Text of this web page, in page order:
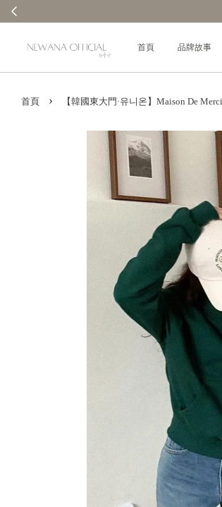
首頁 品牌故事
首頁 › 【韓國東大門·유니온】Maison De